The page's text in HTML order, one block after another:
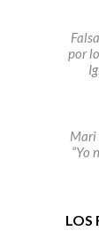
por
Mari
“Yo
LOS